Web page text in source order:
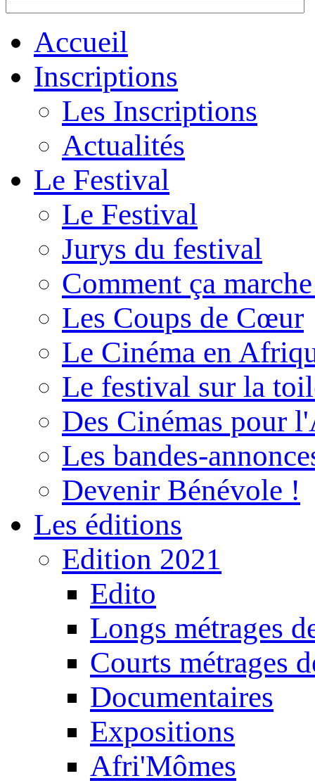
Accueil
Inscriptions
Les Inscriptions
Actualités
Le Festival
Le Festival
Jurys du festival
Comment ça
Les Coups de Cœur
Le Cinéma en
Le festival sur la
Des Cinémas pour
Les bandes-
Devenir Bénévole !
Les éditions
Edition 2021
Edito
Longs métrages
Courts métrages
Documentaires
Expositions
Afri'Mômes